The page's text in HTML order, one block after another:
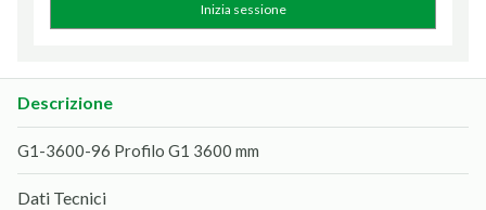
Inizia sessione
Descrizione
G1-3600-96 Profilo G1 3600 mm
Dati Tecnici